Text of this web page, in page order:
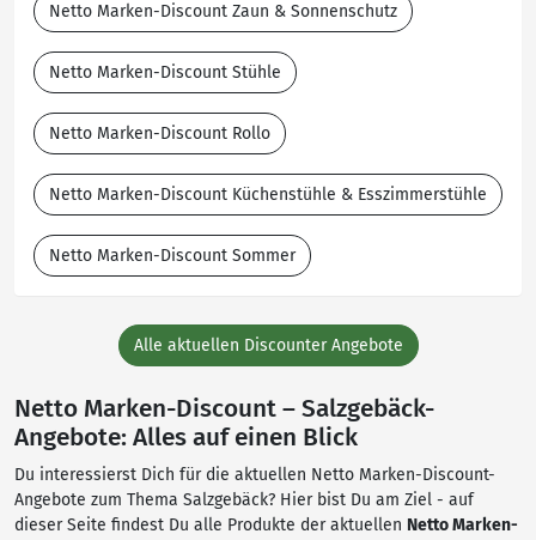
Netto Marken-Discount Zaun & Sonnenschutz
Netto Marken-Discount Stühle
Netto Marken-Discount Rollo
Netto Marken-Discount Küchenstühle & Esszimmerstühle
Netto Marken-Discount Sommer
Alle aktuellen Discounter Angebote
Netto Marken-Discount – Salzgebäck-
Angebote: Alles auf einen Blick
Du interessierst Dich für die aktuellen Netto Marken-Discount-
Angebote zum Thema Salzgebäck? Hier bist Du am Ziel - auf
dieser Seite findest Du alle Produkte der aktuellen Netto Marken-